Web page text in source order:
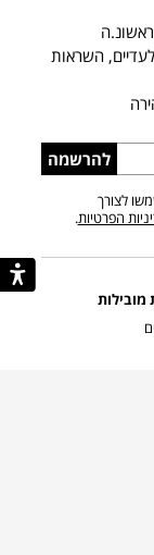
השראות
להרשמה
לצורך
הפרטיות.
מובילות